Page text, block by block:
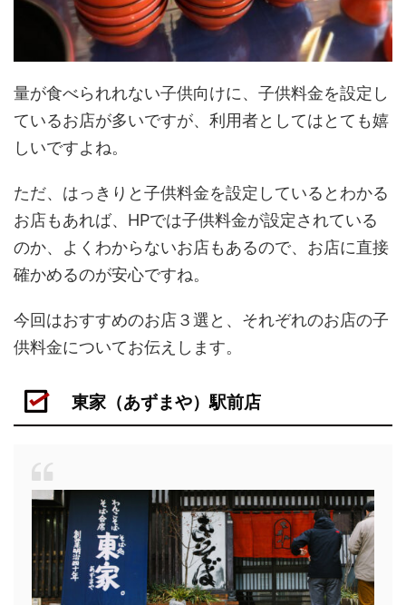
量が食べられれない子供向けに、子供料金を設定し
ているお店が多いですが、利用者としてはとても嬉
しいですよね。
ただ、はっきりと子供料金を設定しているとわかる
お店もあれば、HPでは子供料金が設定されている
のか、よくわからないお店もあるので、お店に直接
確かめるのが安心ですね。
今回はおすすめのお店３選と、それぞれのお店の子
供料金についてお伝えします。
東家（あずまや）駅前店